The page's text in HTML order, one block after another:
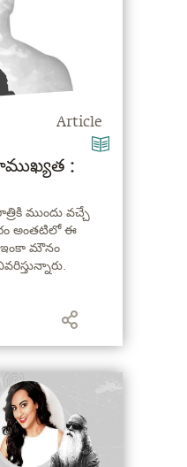
Article
ముందు వచ్చే
అంతటిలో ఈ
ఇంకా మౌనం